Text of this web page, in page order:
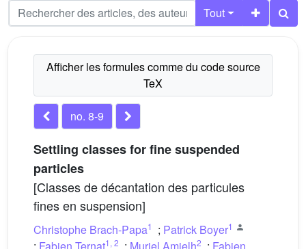
Tout
no. 8-9
Settling classes for fine suspended
particles
[Classes de décantation des particules
fines en suspension]
Christophe Brach-Papa1 ; Patrick Boyer1
1 , 2 2